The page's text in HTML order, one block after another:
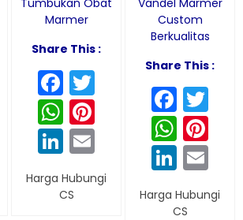
Marmer
Share This :
Facebook
Twitter
WhatsApp
Pinterest
LinkedIn
Email
Harga Hubungi
CS
Custom
Berkualitas
Share This :
Harga Hubungi
CS